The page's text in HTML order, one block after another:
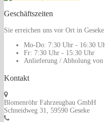
Geschäftszeiten
Sie erreichen uns vor Ort in
Mo-Do: 7:30 Uhr - 16:30
Fr: 7:30 Uhr - 15:30 Uhr
Anlieferung / Abholung von
Kontakt
Blomenröhr Fahrzeugbau GmbH
Schneidweg 31, 59590 Geseke